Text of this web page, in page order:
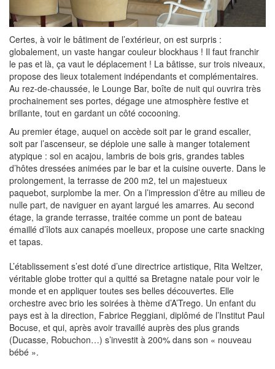
Certes, à voir le bâtiment de l’extérieur, on est surpris :
globalement, un vaste hangar couleur blockhaus ! Il faut franchir
le pas et là, ça vaut le déplacement ! La bâtisse, sur trois niveaux,
propose des lieux totalement indépendants et complémentaires.
Au rez-de-chaussée, le Lounge Bar, boîte de nuit qui ouvrira très
prochainement ses portes, dégage une atmosphère festive et
brillante, tout en gardant un côté cocooning.
Au premier étage, auquel on accède soit par le grand escalier,
soit par l’ascenseur, se déploie une salle à manger totalement
atypique : sol en acajou, lambris de bois gris, grandes tables
d’hôtes dressées animées par le bar et la cuisine ouverte. Dans le
prolongement, la terrasse de 200 m2, tel un majestueux
paquebot, surplombe la mer. On a l’impression d’être au milieu de
nulle part, de naviguer en ayant largué les amarres. Au second
étage, la grande terrasse, traitée comme un pont de bateau
émaillé d’îlots aux canapés moelleux, propose une carte snacking
et tapas.
L’établissement s’est doté d’une directrice artistique, Rita Weltzer,
véritable globe trotter qui a quitté sa Bretagne natale pour voir le
monde et en appliquer toutes ses belles découvertes. Elle
orchestre avec brio les soirées à thème d’A’Trego. Un enfant du
pays est à la direction, Fabrice Reggiani, diplômé de l’Institut Paul
Bocuse, et qui, après avoir travaillé auprès des plus grands
(Ducasse, Robuchon…) s’investit à 200% dans son « nouveau
bébé ».